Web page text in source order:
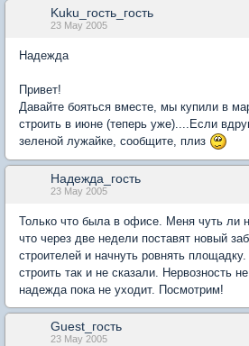
Kuku_гость_гость
23 May 2005
Надежда
Привет!
Давайте бояться вместе, мы купили в
строить в июне (теперь уже)....Если
зеленой лужайке, сообщите, плиз
Надежда_гость
23 May 2005
Только что была в офисе. Меня чуть ли
что через две недели поставят новый
строителей и начнуть ровнять
строить так и не сказали. Нервозность
надежда пока не уходит. Посмотрим!
Guest_гость
23 May 2005